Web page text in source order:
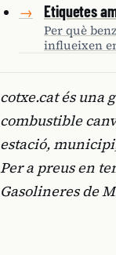
→ Etiquetes
Per què
influeixen
cotxe.cat és una
combustible
estació,
Per a preus en
Gasolineres de